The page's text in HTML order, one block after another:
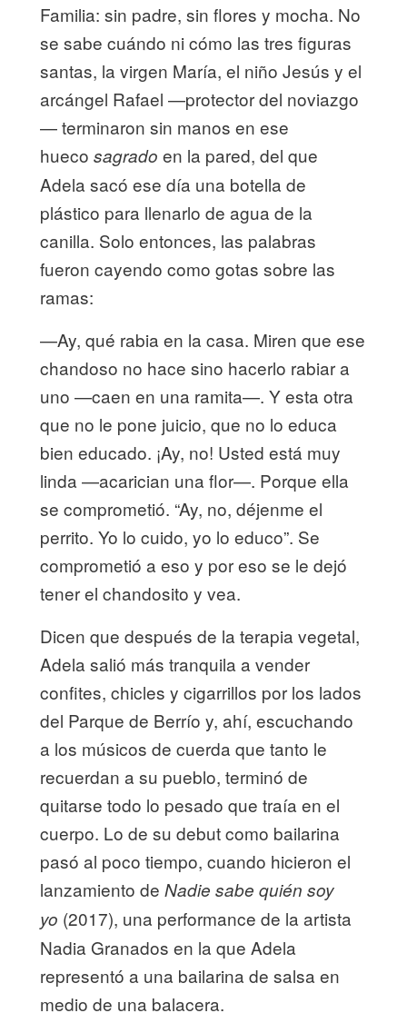
Familia: sin padre, sin flores y mocha. No
se sabe cuándo ni cómo las tres figuras
santas, la virgen María, el niño Jesús y el
arcángel Rafael —protector del noviazgo
— terminaron sin manos en ese
hueco sagrado en la pared, del que
Adela sacó ese día una botella de
plástico para llenarlo de agua de la
canilla. Solo entonces, las palabras
fueron cayendo como gotas sobre las
ramas:
—Ay, qué rabia en la casa. Miren que ese
chandoso no hace sino hacerlo rabiar a
uno —caen en una ramita—. Y esta otra
que no le pone juicio, que no lo educa
bien educado. ¡Ay, no! Usted está muy
linda —acarician una flor—. Porque ella
se comprometió. “Ay, no, déjenme el
perrito. Yo lo cuido, yo lo educo”. Se
comprometió a eso y por eso se le dejó
tener el chandosito y vea.
Dicen que después de la terapia vegetal,
Adela salió más tranquila a vender
confites, chicles y cigarrillos por los lados
del Parque de Berrío y, ahí, escuchando
a los músicos de cuerda que tanto le
recuerdan a su pueblo, terminó de
quitarse todo lo pesado que traía en el
cuerpo. Lo de su debut como bailarina
pasó al poco tiempo, cuando hicieron el
lanzamiento de Nadie sabe quién soy
yo (2017), una performance de la artista
Nadia Granados en la que Adela
representó a una bailarina de salsa en
medio de una balacera.